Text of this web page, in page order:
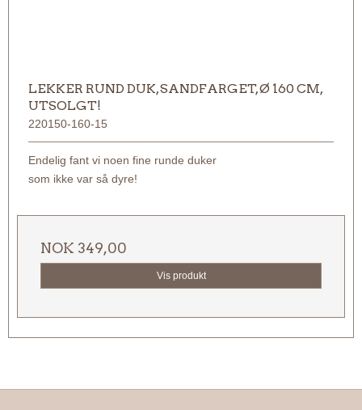
LEKKER RUND DUK, SANDFARGET, Ø 160 CM,
UTSOLGT!
220150-160-15
Endelig fant vi noen fine runde duker
som ikke var så dyre!
NOK 349,00
Vis produkt